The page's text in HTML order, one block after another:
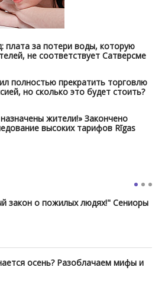
плата за потери воды, которую
не соответствует Сатверсме
полностью прекратить торговлю
но сколько это будет стоить?
жители!» Закончено
высоких тарифов Rīgas
закон о пожилых людях!" Сениоры
осень? Разоблачаем мифы и